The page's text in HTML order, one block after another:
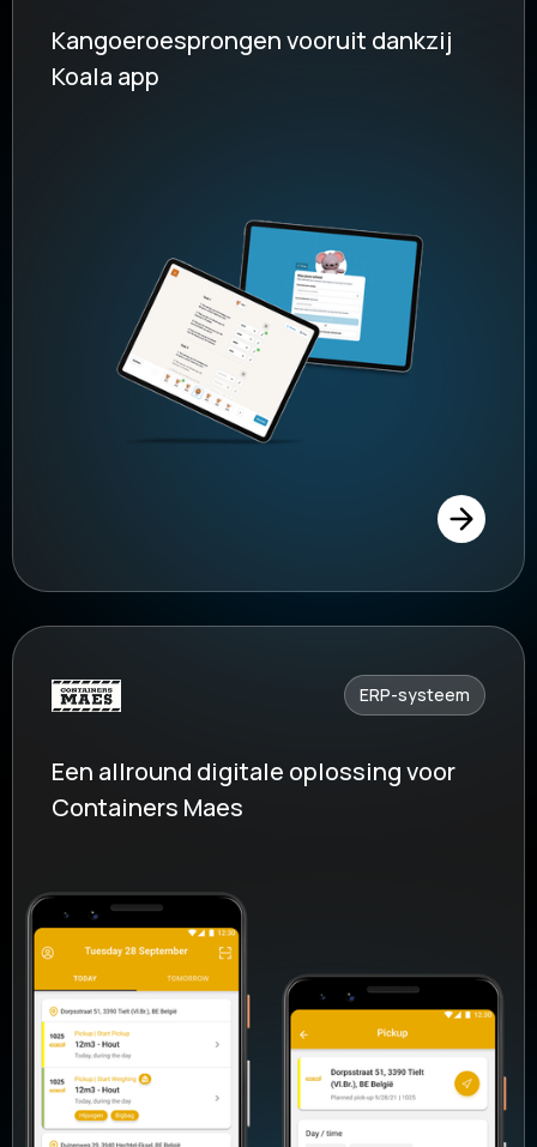
Kangoeroesprongen vooruit dankzij
Koala app
ERP-systeem
Een allround digitale oplossing voor
Containers Maes